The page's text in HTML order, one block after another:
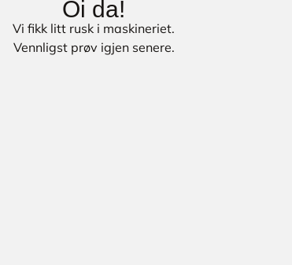
Oi da!
Vi fikk litt rusk i maskineriet.
Vennligst prøv igjen senere.